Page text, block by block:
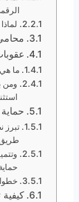
ما
ومن
تبرز
طريق